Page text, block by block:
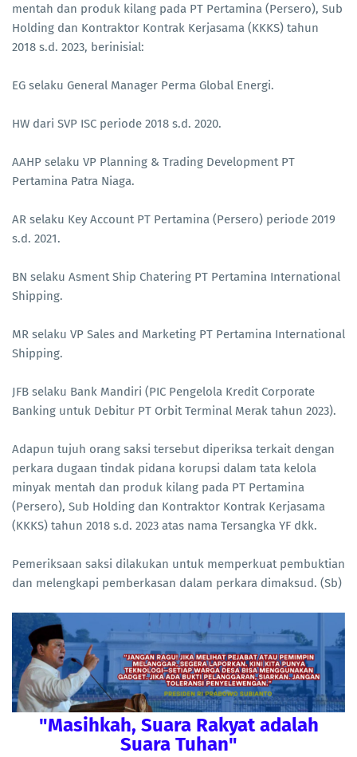
mentah dan produk kilang pada PT Pertamina (Persero), Sub
Holding dan Kontraktor Kontrak Kerjasama (KKKS) tahun
2018 s.d. 2023, berinisial:
EG selaku General Manager Perma Global Energi.
HW dari SVP ISC periode 2018 s.d. 2020.
AAHP selaku VP Planning & Trading Development PT
Pertamina Patra Niaga.
AR selaku Key Account PT Pertamina (Persero) periode 2019
s.d. 2021.
BN selaku Asment Ship Chatering PT Pertamina International
Shipping.
MR selaku VP Sales and Marketing PT Pertamina International
Shipping.
JFB selaku Bank Mandiri (PIC Pengelola Kredit Corporate
Banking untuk Debitur PT Orbit Terminal Merak tahun 2023).
Adapun tujuh orang saksi tersebut diperiksa terkait dengan
perkara dugaan tindak pidana korupsi dalam tata kelola
minyak mentah dan produk kilang pada PT Pertamina
(Persero), Sub Holding dan Kontraktor Kontrak Kerjasama
(KKKS) tahun 2018 s.d. 2023 atas nama Tersangka YF dkk.
Pemeriksaan saksi dilakukan untuk memperkuat pembuktian
dan melengkapi pemberkasan dalam perkara dimaksud. (Sb)
"Masihkah, Suara Rakyat adalah
Suara Tuhan"